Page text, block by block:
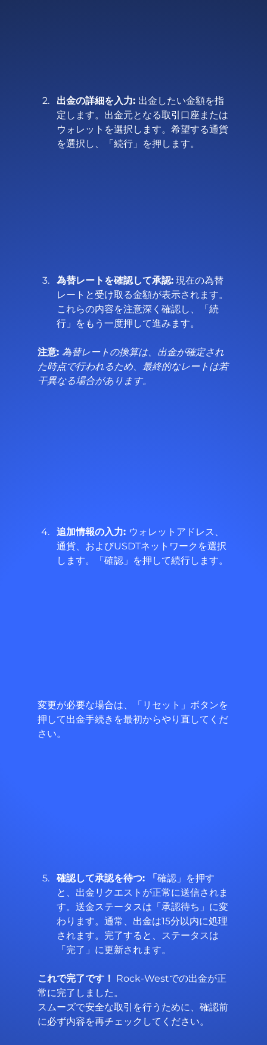
出金の詳細を入力: 出金したい金額を指
定します。出金元となる取引口座または
ウォレットを選択します。希望する通貨
を選択し、「続行」を押します。
為替レートを確認して承認: 現在の為替
レートと受け取る金額が表示されます。
これらの内容を注意深く確認し、「続
行」をもう一度押して進みます。
注意: 為替レートの換算は、出金が確定され
た時点で行われるため、最終的なレートは若
干異なる場合があります。
追加情報の入力: ウォレットアドレス、
通貨、およびUSDTネットワークを選択
します。「確認」を押して続行します。
変更が必要な場合は、「リセット」ボタンを
押して出金手続きを最初からやり直してくだ
さい。
確認して承認を待つ: 「確認」を押す
と、出金リクエストが正常に送信されま
す。送金ステータスは「承認待ち」に変
わります。通常、出金は15分以内に処理
されます。完了すると、ステータスは
「完了」に更新されます。
これで完了です！ Rock-Westでの出金が正
常に完了しました。
スムーズで安全な取引を行うために、確認前
に必ず内容を再チェックしてください。